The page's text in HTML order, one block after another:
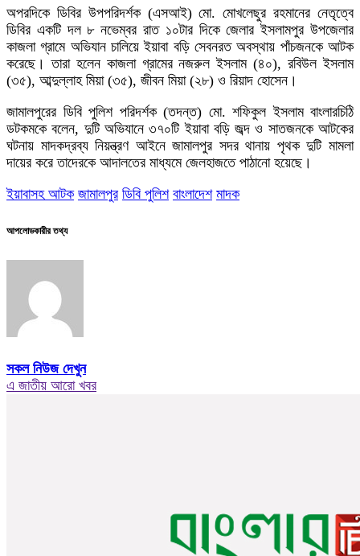
অপরদিকে ডিবির উপপরিদর্শক (এসআই) মো. মোখলেছুর রহমানের নেতৃত্বে
ডিবির একটি দল ৮ নভেম্বর রাত ১০টার দিকে জেলার ইসলামপুর উপজেলার
কাজলা গ্রামে অভিযান চালিয়ে ইয়াবা বড়ি সেবনরত অবস্থায় পাঁচজনকে আটক
করেছে। তারা হলেন কাজলা গ্রামের নজরুল ইসলাম (৪০), রবিউল ইসলাম
(৩৫), আব্দুল্লাহ মিয়া (৩৫), জীবন মিয়া (২৮) ও রিয়াদ হোসেন।
জামালপুরের ডিবি পুলিশ পরিদর্শক (তদন্ত) মো. শফিকুল ইসলাম বাংলারচিঠি
ডটকমকে বলেন, দুটি অভিযানে ৩৭০টি ইয়াবা বড়ি জব্দ ও সাতজনকে আটকের
ঘটনায় মাদকদ্রব্য নিয়ন্ত্রণ আইনে জামালপুর সদর থানায় পৃথক দুটি মামলা
দায়ের করে তাদেরকে আদালতের মাধ্যমে জেলহাজতে পাঠানো হয়েছে।
ইয়াবাসহ আটক জামালপুর ডিবি পুলিশ বাংলাদেশ মাদক
আপলোডকারীর তথ্য
সকল নিউজ দেখুন
এ জাতীয় আরো খবর